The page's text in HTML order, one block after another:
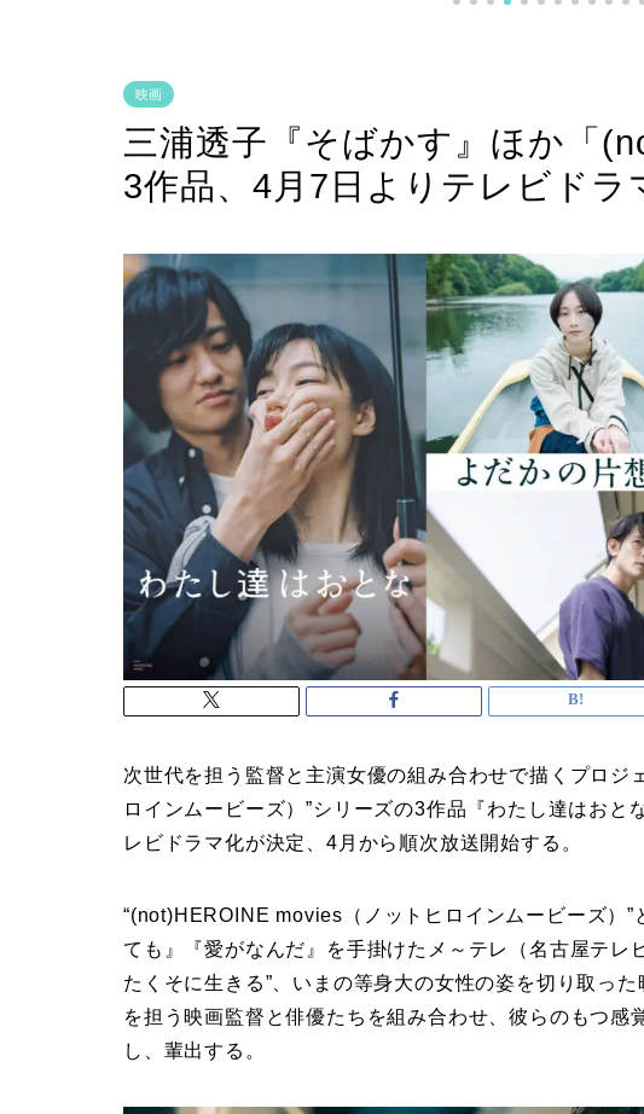
映画
三浦透子『そばかす』ほか「
3作品、4月7日よりテレビドラ
次世代を担う監督と主演女優の組み合わせで描くプロジ
ロインムービーズ）”シリーズの3作品『わたし達はおと
レビドラマ化が決定、4月から順次放送開始する。
“(not)HEROINE movies（ノットヒロインムービーズ）
ても』『愛がなんだ』を手掛けたメ～テレ（名古屋テレ
たくそに生きる”、いまの等身大の女性の姿を切り取っ
を担う映画監督と俳優たちを組み合わせ、彼らのもつ感
し、輩出する。